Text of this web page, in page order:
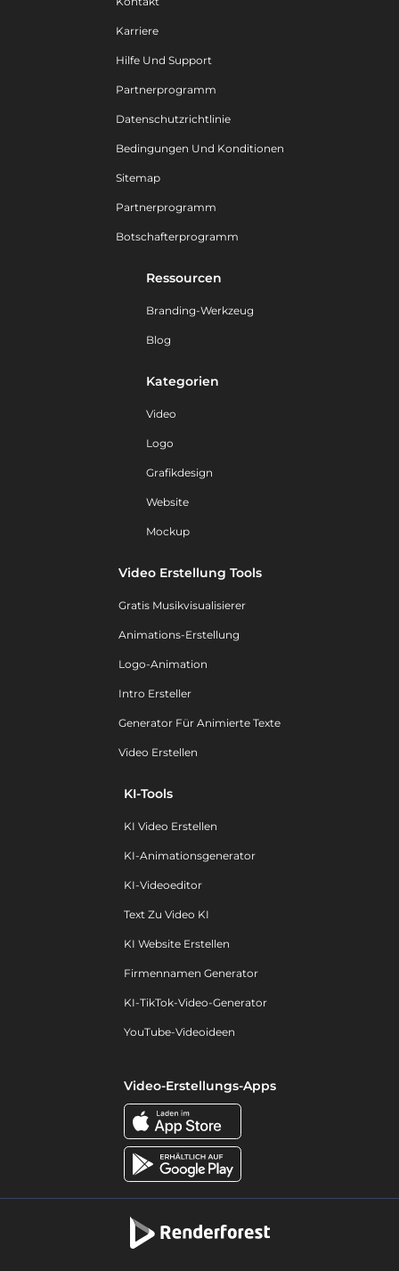
Karriere
Hilfe Und Support
Partnerprogramm
Datenschutzrichtlinie
Bedingungen Und Konditionen
Sitemap
Partnerprogramm
Botschafterprogramm
Ressourcen
Branding-Werkzeug
Blog
Kategorien
Video
Logo
Grafikdesign
Website
Mockup
Video Erstellung Tools
Gratis Musikvisualisierer
Animations-Erstellung
Logo-Animation
Intro Ersteller
Generator Für Animierte Texte
Video Erstellen
KI-Tools
KI Video Erstellen
KI-Animationsgenerator
KI-Videoeditor
Text Zu Video KI
KI Website Erstellen
Firmennamen Generator
KI-TikTok-Video-Generator
YouTube-Videoideen
Video-Erstellungs-Apps